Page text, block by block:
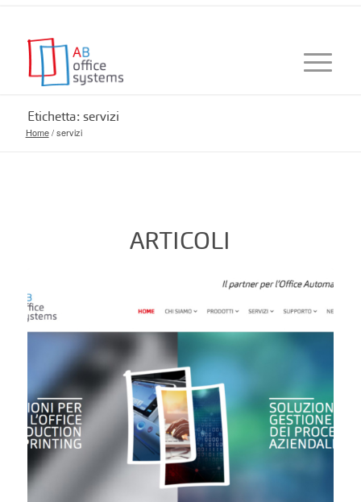
Etichetta: servizi
Home/servizi
ARTICOLI